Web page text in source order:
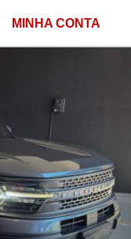
MINHA CONTA